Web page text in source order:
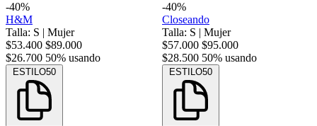
-40%
H&M
Talla: S | Mujer
$53.400 $89.000
$26.700 50% usando
ESTILO50
-40%
Closeando
Talla: S | Mujer
$57.000 $95.000
$28.500 50% usando
ESTILO50